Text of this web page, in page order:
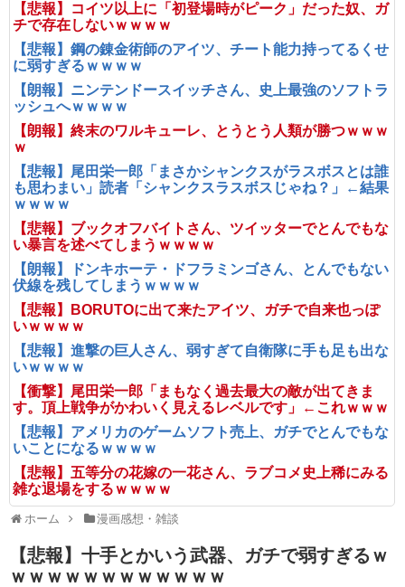
【悲報】コイツ以上に「初登場時がピーク」だった奴、ガ
チで存在しないｗｗｗｗ
【悲報】鋼の錬金術師のアイツ、チート能力持ってるくせ
に弱すぎるｗｗｗｗ
【朗報】ニンテンドースイッチさん、史上最強のソフトラ
ッシュへｗｗｗｗ
【朗報】終末のワルキューレ、とうとう人類が勝つｗｗｗ
ｗ
【悲報】尾田栄一郎「まさかシャンクスがラスボスとは誰
も思わまい」読者「シャンクスラスボスじゃね？」←結果
ｗｗｗｗ
【悲報】ブックオフバイトさん、ツイッターでとんでもな
い暴言を述べてしまうｗｗｗｗ
【朗報】ドンキホーテ・ドフラミンゴさん、とんでもない
伏線を残してしまうｗｗｗｗ
【悲報】BORUTOに出て来たアイツ、ガチで自来也っぽ
いｗｗｗｗ
【悲報】進撃の巨人さん、弱すぎて自衛隊に手も足も出な
いｗｗｗｗ
【衝撃】尾田栄一郎「まもなく過去最大の敵が出てきま
す。頂上戦争がかわいく見えるレベルです」←これｗｗｗ
【悲報】アメリカのゲームソフト売上、ガチでとんでもな
いことになるｗｗｗｗ
【悲報】五等分の花嫁の一花さん、ラブコメ史上稀にみる
雑な退場をするｗｗｗｗ
ホーム 漫画感想・雑談
【悲報】十手とかいう武器、ガチで弱すぎるｗ
ｗｗｗｗｗｗｗｗｗｗｗｗ